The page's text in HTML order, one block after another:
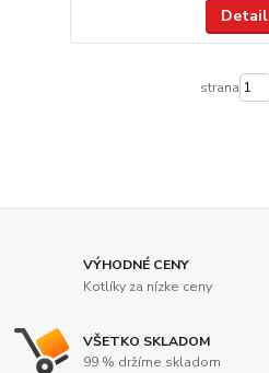
Detail
strana
VÝHODNÉ CENY
Kotlíky za nízke ceny
VŠETKO SKLADOM
99 % držíme skladom